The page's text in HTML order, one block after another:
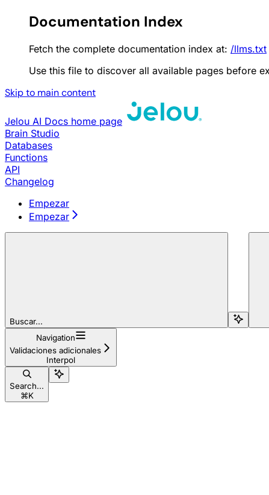
Documentation Index
Fetch the complete documentation index at: /llms.txt
Use this file to discover all available pages before
Skip to main content
Jelou AI Docs home page
Brain Studio
Databases
Functions
API
Changelog
Empezar
Empezar
Buscar...
Navigation
Validaciones adicionales
Interpol
Search...
⌘K